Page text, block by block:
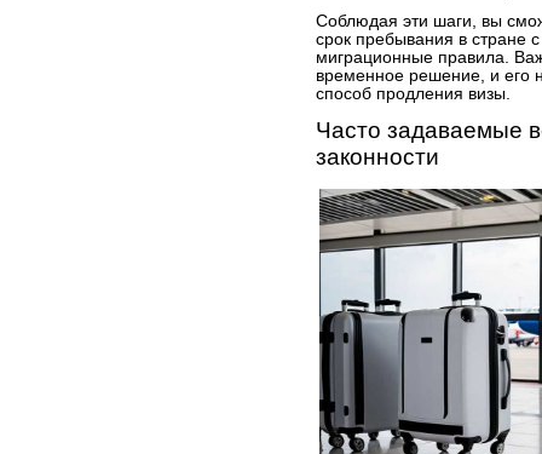
Соблюдая эти шаги, вы
срок пребывания в стране
миграционные правила.
временное решение, и его
способ продления визы.
Часто задаваемые
законности